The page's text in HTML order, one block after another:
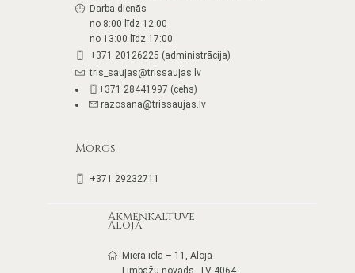
Darba dienās
no 8:00 līdz 12:00
no 13:00 līdz 17:00
+371 20126225 (administrācija)
tris_saujas@trissaujas.lv
+371 28441997 (cehs)
razosana@trissaujas.lv
Morgs
+371 29232711
Akmeņkaltuve
Alojā
Miera iela – 11, Aloja
Limbažu novads , LV-4064